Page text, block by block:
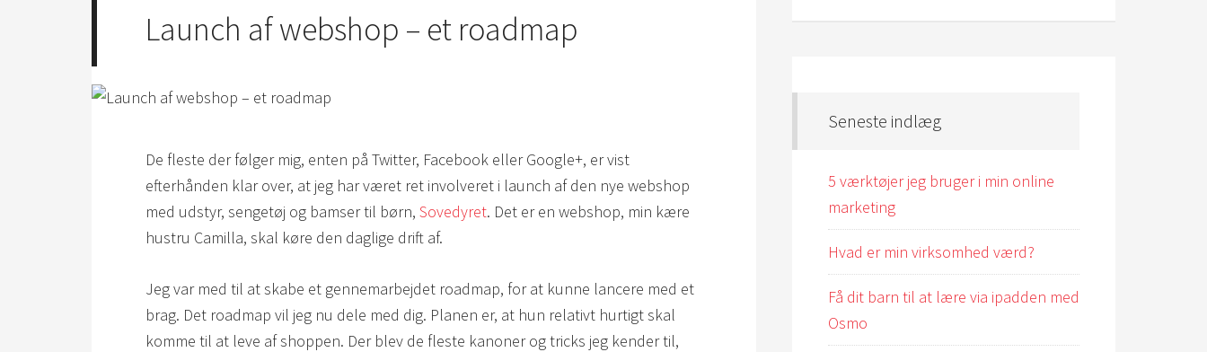
Launch af webshop – et roadmap
De fleste der følger mig, enten på Twitter, Facebook eller Google+, er vist
efterhånden klar over, at jeg har været ret involveret i launch af den nye webshop
med udstyr, sengetøj og bamser til børn, Sovedyret. Det er en webshop, min kære
hustru Camilla, skal køre den daglige drift af.
Jeg var med til at skabe et gennemarbejdet roadmap, for at kunne lancere med et
brag. Det roadmap vil jeg nu dele med dig. Planen er, at hun relativt hurtigt skal
komme til at leve af shoppen. Der blev de fleste kanoner og tricks jeg kender til,
Seneste indlæg
5 værktøjer jeg bruger i min online
marketing
Hvad er min virksomhed værd?
Få dit barn til at lære via ipadden med
Osmo